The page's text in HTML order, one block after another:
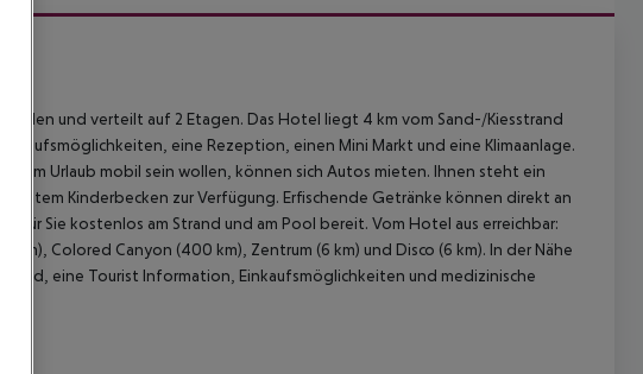
und verteilt auf 2 Etagen. Das Hotel liegt 4 km vom Sand-/Kiesstrand
eine Rezeption, einen Mini Markt und eine Klimaanlage.
im Urlaub mobil sein wollen, können sich Autos mieten. Ihnen steht ein
Kinderbecken zur Verfügung. Erfischende Getränke können direkt an
für Sie kostenlos am Strand und am Pool bereit. Vom Hotel aus erreichbar:
km), Colored Canyon (400 km), Zentrum (6 km) und Disco (6 km). In der Nähe
eine Tourist Information, Einkaufsmöglichkeiten und medizinische